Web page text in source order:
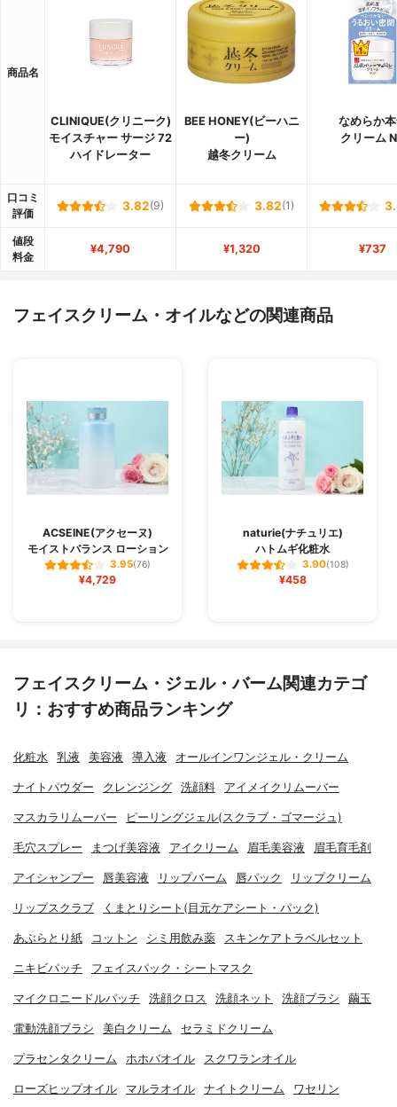
商品名
CLINIQUE(クリニーク)
モイスチャー サージ 72
ハイドレーター
BEE HONEY(ビーハニ
ー)
越冬クリーム
なめらか
クリーム
口コミ
評価
3.82(9) 3.82(1)
値段
料金
¥4,790 ¥1,320 ¥737
フェイスクリーム・オイルなどの関連商品
ACSEINE(アクセーヌ)
モイストバランス ローション
3.95(76)
¥4,729
naturie(ナチュリエ)
ハトムギ化粧水
3.90(108)
¥458
フェイスクリーム・ジェル・バーム関連カテゴ
リ：おすすめ商品ランキング
化粧水 乳液 美容液 導入液 オールインワンジェル・クリーム
ナイトパウダー クレンジング 洗顔料 アイメイクリムーバー
マスカラリムーバー ピーリングジェル(スクラブ・ゴマージュ)
毛穴スプレー まつげ美容液 アイクリーム 眉毛美容液 眉毛育毛剤
アイシャンプー 唇美容液 リップバーム 唇パック リップクリーム
リップスクラブ くまとりシート(目元ケアシート・パック)
あぶらとり紙 コットン シミ用飲み薬 スキンケアトラベルセット
ニキビパッチ フェイスパック・シートマスク
マイクロニードルパッチ 洗顔クロス 洗顔ネット 洗顔ブラシ 繭玉
電動洗顔ブラシ 美白クリーム セラミドクリーム
プラセンタクリーム ホホバオイル スクワランオイル
ローズヒップオイル マルラオイル ナイトクリーム ワセリン